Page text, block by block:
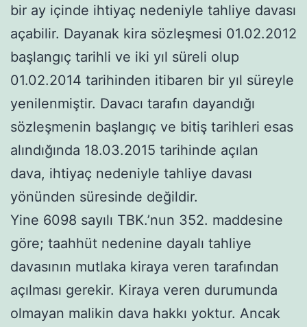
bir ay içinde ihtiyaç nedeniyle tahliye davası
açabilir. Dayanak kira sözleşmesi 01.02.2012
başlangıç tarihli ve iki yıl süreli olup
01.02.2014 tarihinden itibaren bir yıl süreyle
yenilenmiştir. Davacı tarafın dayandığı
sözleşmenin başlangıç ve bitiş tarihleri esas
alındığında 18.03.2015 tarihinde açılan
dava, ihtiyaç nedeniyle tahliye davası
yönünden süresinde değildir.
Yine 6098 sayılı TBK.’nun 352. maddesine
göre; taahhüt nedenine dayalı tahliye
davasının mutlaka kiraya veren tarafından
açılması gerekir. Kiraya veren durumunda
olmayan malikin dava hakkı yoktur. Ancak